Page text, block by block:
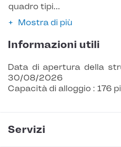
quadro tipi…
Mostra di più
Informazioni utili
Data di apertura della
30/08/2026
Capacità di alloggio : 176
Servizi